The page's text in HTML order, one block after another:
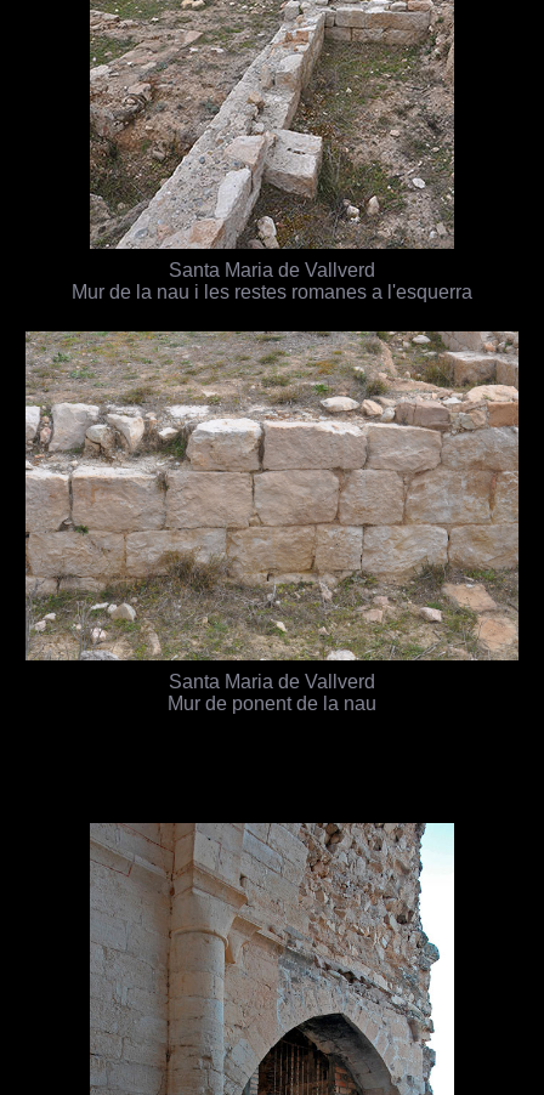
Santa Maria de Vallverd
Mur de la nau i les restes romanes a l'esquerra
Santa Maria de Vallverd
Mur de ponent de la nau